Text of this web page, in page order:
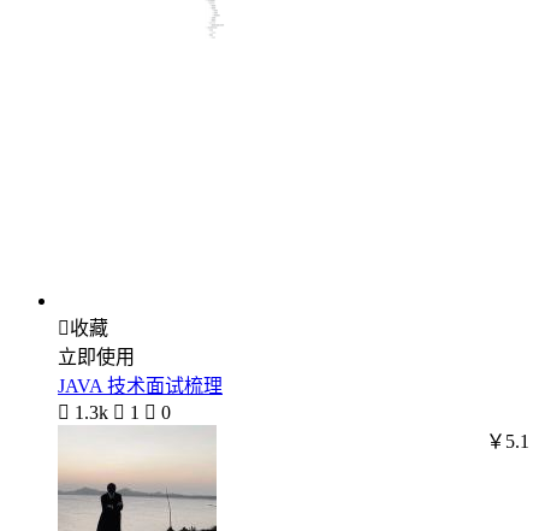
收藏
立即使用
JAVA 技术面试梳理
 1.3k  1  0
￥5.1